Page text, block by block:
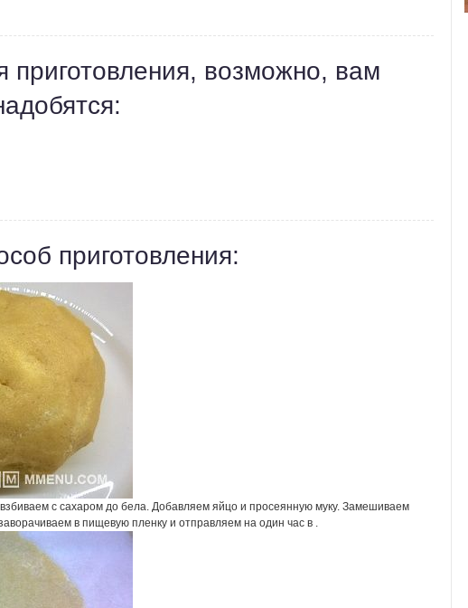
приготовления, возможно, вам
приготовления:
с сахаром до бела. Добавляем яйцо и просеянную муку. Замешиваем
в пищевую пленку и отправляем на один час в .